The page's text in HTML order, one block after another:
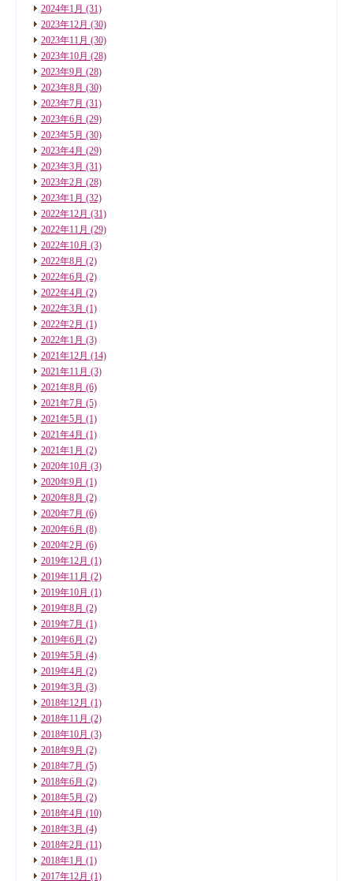
2024年1月 (31)
2023年12月 (30)
2023年11月 (30)
2023年10月 (28)
2023年9月 (28)
2023年8月 (30)
2023年7月 (31)
2023年6月 (29)
2023年5月 (30)
2023年4月 (29)
2023年3月 (31)
2023年2月 (28)
2023年1月 (32)
2022年12月 (31)
2022年11月 (29)
2022年10月 (3)
2022年8月 (2)
2022年6月 (2)
2022年4月 (2)
2022年3月 (1)
2022年2月 (1)
2022年1月 (3)
2021年12月 (14)
2021年11月 (3)
2021年8月 (6)
2021年7月 (5)
2021年5月 (1)
2021年4月 (1)
2021年1月 (2)
2020年10月 (3)
2020年9月 (1)
2020年8月 (2)
2020年7月 (6)
2020年6月 (8)
2020年2月 (6)
2019年12月 (1)
2019年11月 (2)
2019年10月 (1)
2019年8月 (2)
2019年7月 (1)
2019年6月 (2)
2019年5月 (4)
2019年4月 (2)
2019年3月 (3)
2018年12月 (1)
2018年11月 (2)
2018年10月 (3)
2018年9月 (2)
2018年7月 (5)
2018年6月 (2)
2018年5月 (2)
2018年4月 (10)
2018年3月 (4)
2018年2月 (11)
2018年1月 (1)
2017年12月 (1)